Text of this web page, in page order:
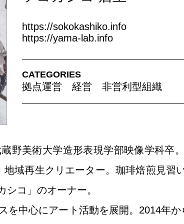
https://sokokashiko.info
https://yama-lab.info
CATEGORIES
拠点運営 経営 非営利型組織
野美術大学造形表現学部映像学科卒
域再生クリエーター。珈琲焙煎見習
コ」のオーナー。
を中心にアート活動を展開。2014年